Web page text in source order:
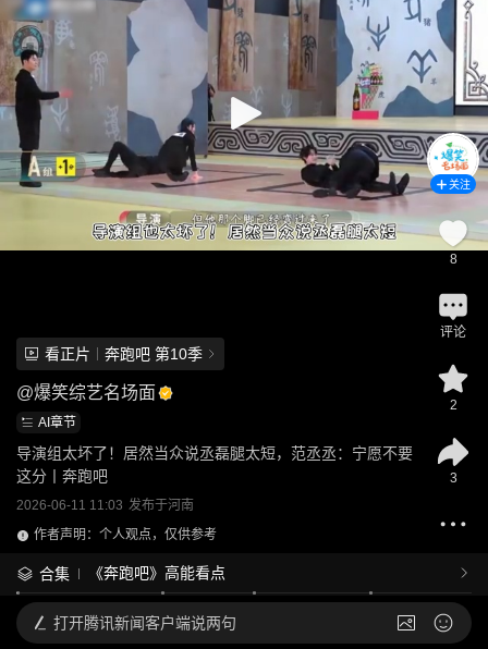
看正片 奔跑吧 第10季
@爆笑综艺名场面
AI章节
导演组太坏了！居然当众说丞磊腿太短，范丞丞：宁愿不要
这分丨奔跑吧
2026-06-11 11:03 发布于河南
作者声明：个人观点，仅供参考
合集 《奔跑吧》高能看点
关注
8
评论
2
3
打开腾讯新闻客户端说两句